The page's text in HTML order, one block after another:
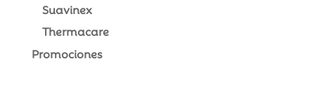
Suavinex
Thermacare
Promociones